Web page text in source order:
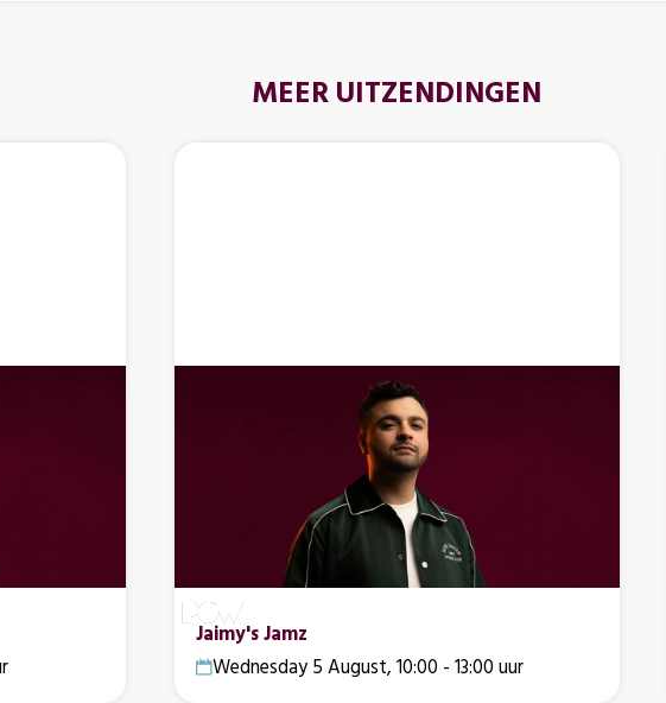
MEER UITZENDINGEN
Jaimy's Jamz
Wednesday 5 August, 10:00 - 13:00 uur